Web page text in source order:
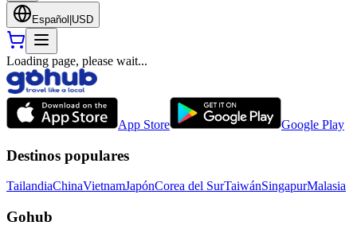
Español USD
Loading page, please wait...
App Store Google Play
Destinos populares
TailandiaChinaVietnamJapónCorea del SurTaiwánSingapurMalasia
Gohub